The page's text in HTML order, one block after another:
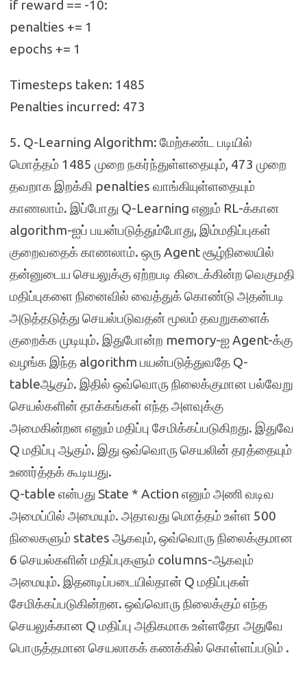
if reward == -10:
penalties += 1
epochs += 1
Timesteps taken: 1485
Penalties incurred: 473
5. Q-Learning Algorithm: மேற்கண்ட படியில்
மொத்தம் 1485 முறை நகர்ந்துள்ளதையும், 473 முறை
தவறாக இறக்கி penalties வாங்கியுள்ளதையும்
காணலாம். இப்போது Q-Learning எனும் RL-க்கான
algorithm-ஐப் பயன்படுத்தும்போது, இம்மதிப்புகள்
குறைவதைக் காணலாம். ஒரு Agent சூழ்நிலையில்
தன்னுடைய செயலுக்கு ஏற்றபடி கிடைக்கின்ற வெகுமதி
மதிப்புகளை நினைவில் வைத்துக் கொண்டு அதன்படி
அடுத்தடுத்து செயல்படுவதன் மூலம் தவறுகளைக்
குறைக்க முடியும். இதுபோன்ற memory-ஐ Agent-க்கு
வழங்க இந்த algorithm பயன்படுத்துவதே Q-
tableஆகும். இதில் ஒவ்வொரு நிலைக்குமான பல்வேறு
செயல்களின் தாக்கங்கள் எந்த அளவுக்கு
அமைகின்றன எனும் மதிப்பு சேமிக்கப்படுகிறது. இதுவே
Q மதிப்பு ஆகும். இது ஒவ்வொரு செயலின் தரத்தையும்
உணர்த்தக் கூடியது.
Q-table என்பது State * Action எனும் அணி வடிவ
அமைப்பில் அமையும். அதாவது மொத்தம் உள்ள 500
நிலைகளும் states ஆகவும், ஒவ்வொரு நிலைக்குமான
6 செயல்களின் மதிப்புகளும் columns-ஆகவும்
அமையும். இதனடிப்படையில்தான் Q மதிப்புகள்
சேமிக்கப்படுகின்றன. ஒவ்வொரு நிலைக்கும் எந்த
செயலுக்கான Q மதிப்பு அதிகமாக உள்ளதோ அதுவே
பொருத்தமான செயலாகக் கணக்கில் கொள்ளப்படும் .